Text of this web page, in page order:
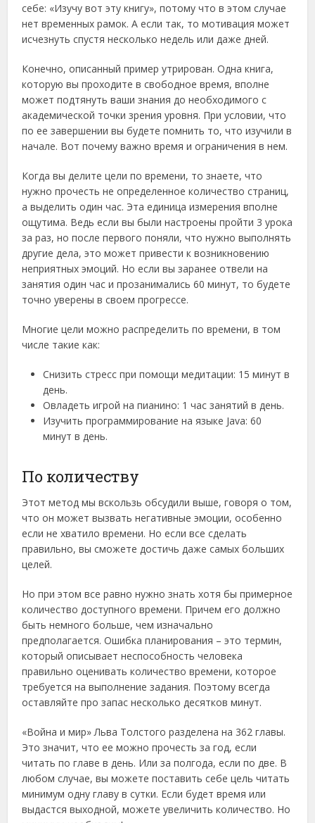
себе: «Изучу вот эту книгу», потому что в этом случае
нет временных рамок. А если так, то мотивация может
исчезнуть спустя несколько недель или даже дней.
Конечно, описанный пример утрирован. Одна книга,
которую вы проходите в свободное время, вполне
может подтянуть ваши знания до необходимого с
академической точки зрения уровня. При условии, что
по ее завершении вы будете помнить то, что изучили в
начале. Вот почему важно время и ограничения в нем.
Когда вы делите цели по времени, то знаете, что
нужно прочесть не определенное количество страниц,
а выделить один час. Эта единица измерения вполне
ощутима. Ведь если вы были настроены пройти 3 урока
за раз, но после первого поняли, что нужно выполнять
другие дела, это может привести к возникновению
неприятных эмоций. Но если вы заранее отвели на
занятия один час и прозанимались 60 минут, то будете
точно уверены в своем прогрессе.
Многие цели можно распределить по времени, в том
числе такие как:
Снизить стресс при помощи медитации: 15 минут в
день.
Овладеть игрой на пианино: 1 час занятий в день.
Изучить программирование на языке Java: 60
минут в день.
По количеству
Этот метод мы вскользь обсудили выше, говоря о том,
что он может вызвать негативные эмоции, особенно
если не хватило времени. Но если все сделать
правильно, вы сможете достичь даже самых больших
целей.
Но при этом все равно нужно знать хотя бы примерное
количество доступного времени. Причем его должно
быть немного больше, чем изначально
предполагается. Ошибка планирования – это термин,
который описывает неспособность человека
правильно оценивать количество времени, которое
требуется на выполнение задания. Поэтому всегда
оставляйте про запас несколько десятков минут.
«Война и мир» Льва Толстого разделена на 362 главы.
Это значит, что ее можно прочесть за год, если
читать по главе в день. Или за полгода, если по две. В
любом случае, вы можете поставить себе цель читать
минимум одну главу в сутки. Если будет время или
выдастся выходной, можете увеличить количество. Но